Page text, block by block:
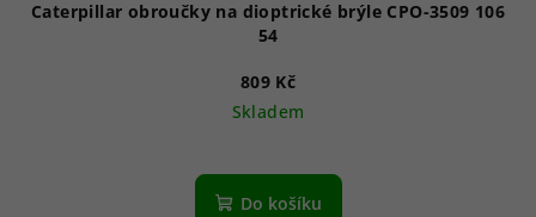
Caterpillar obroučky na dioptrické brýle CPO-3509 106
54
809 Kč
Skladem
Do košíku